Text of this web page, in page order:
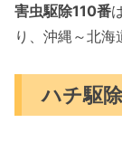
害虫駆除110番
り、沖縄～北海
ハチ駆